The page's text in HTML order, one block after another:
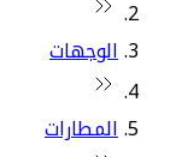
الوجهات
المطارات